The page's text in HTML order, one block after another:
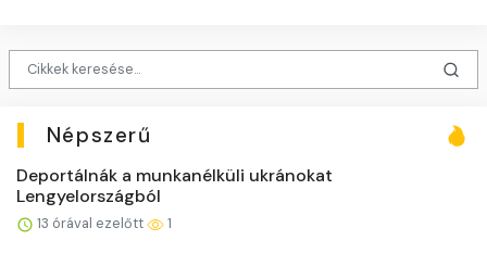
Népszerű
Deportálnák a munkanélküli ukránokat
Lengyelországból
13 órával ezelőtt 1